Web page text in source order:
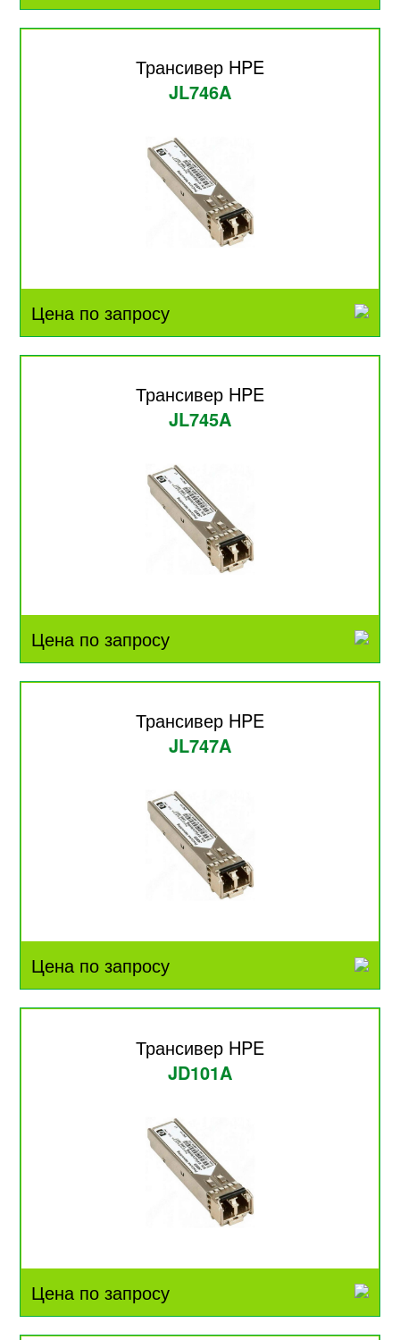
Трансивер HPE
JL746A
Цена по запросу
Трансивер HPE
JL745A
Цена по запросу
Трансивер HPE
JL747A
Цена по запросу
Трансивер HPE
JD101A
Цена по запросу